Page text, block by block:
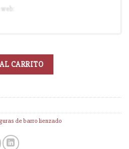
esté disponible (sin descuento)
CARRITO
de barro lienzado